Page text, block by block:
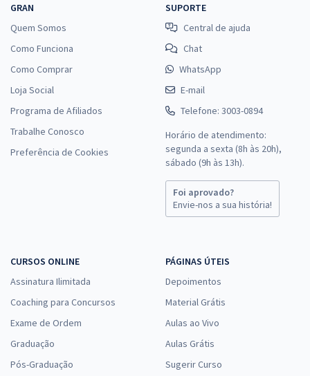
GRAN
Quem Somos
Como Funciona
Como Comprar
Loja Social
Programa de Afiliados
Trabalhe Conosco
Preferência de Cookies
SUPORTE
Central de ajuda
Chat
WhatsApp
E-mail
Telefone: 3003-0894
Horário de atendimento:
segunda a sexta (8h às 20h),
sábado (9h às 13h).
Foi aprovado?
Envie-nos a sua história!
CURSOS ONLINE
Assinatura Ilimitada
Coaching para Concursos
Exame de Ordem
Graduação
Pós-Graduação
PÁGINAS ÚTEIS
Depoimentos
Material Grátis
Aulas ao Vivo
Aulas Grátis
Sugerir Curso